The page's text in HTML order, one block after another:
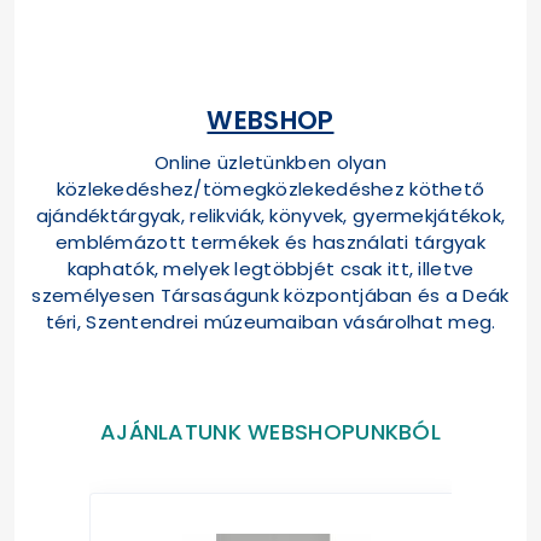
WEBSHOP
Online üzletünkben olyan
közlekedéshez/tömegközlekedéshez köthető
ajándéktárgyak, relikviák, könyvek, gyermekjátékok,
emblémázott termékek és használati tárgyak
kaphatók, melyek legtöbbjét csak itt, illetve
személyesen Társaságunk központjában és a Deák
téri, Szentendrei múzeumaiban vásárolhat meg.
AJÁNLATUNK WEBSHOPUNKBÓL